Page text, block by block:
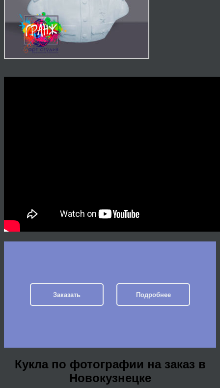
Заказать Подробнее
Кукла по фотографии на заказ в
Новокузнецке